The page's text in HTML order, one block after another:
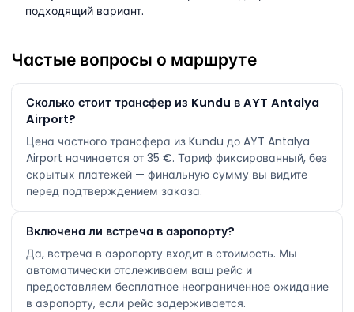
подходящий вариант.
Частые вопросы о маршруте
Сколько стоит трансфер из Kundu в AYT Antalya
Airport?
Цена частного трансфера из Kundu до AYT Antalya
Airport начинается от 35 €. Тариф фиксированный, без
скрытых платежей — финальную сумму вы видите
перед подтверждением заказа.
Включена ли встреча в аэропорту?
Да, встреча в аэропорту входит в стоимость. Мы
автоматически отслеживаем ваш рейс и
предоставляем бесплатное неограниченное ожидание
в аэропорту, если рейс задерживается.